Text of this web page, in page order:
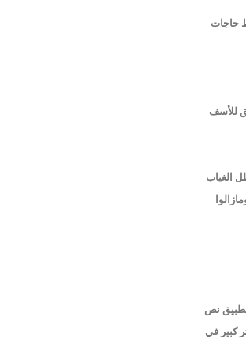
حاجات
للأسف
الغياب
ومازالوا
نص
67 من قانون الموازنة للعام 2019 لما لهما من أثر كبير في